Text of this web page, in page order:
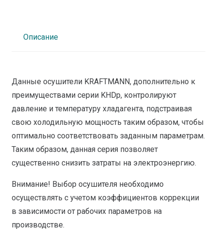
Описание
Данные осушители KRAFTMANN, дополнительно к
преимуществами серии KHDp, контролируют
давление и температуру хладагента, подстраивая
свою холодильную мощность таким образом, чтобы
оптимально соответствовать заданным параметрам.
Таким образом, данная серия позволяет
существенно снизить затраты на электроэнергию.
Внимание! Выбор осушителя необходимо
осуществлять с учетом коэффициентов коррекции
в зависимости от рабочих параметров на
производстве.